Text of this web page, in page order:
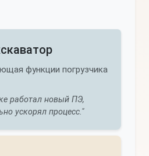
функции погрузчика
работал новый ПЭ,
ускорял процесс."